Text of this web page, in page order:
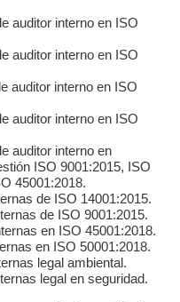
auditor interno en ISO
auditor interno en ISO
auditor interno en ISO
auditor interno en ISO
auditor interno en
ISO 9001:2015, ISO
45001:2018.
de ISO 14001:2015.
de ISO 9001:2015.
en ISO 45001:2018.
en ISO 50001:2018.
legal ambiental.
legal en seguridad.